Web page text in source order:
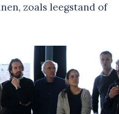
zoals leegstand of